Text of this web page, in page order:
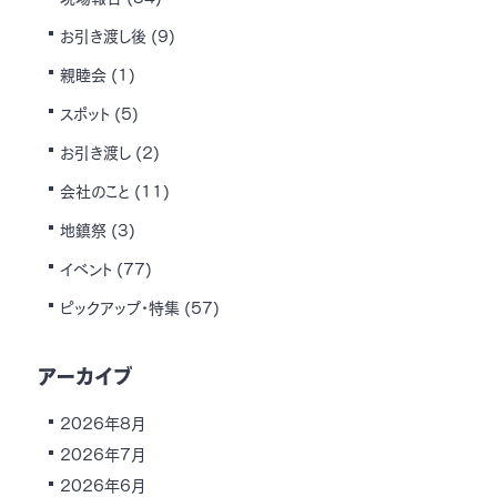
お引き渡し後 (9)
親睦会 (1)
スポット (5)
お引き渡し (2)
会社のこと (11)
地鎮祭 (3)
イベント (77)
ピックアップ・特集 (57)
アーカイブ
2026年8月
2026年7月
2026年6月